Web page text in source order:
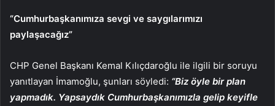
“Cumhurbaşkanımıza sevgi ve saygılarımızı
paylaşacağız”
CHP Genel Başkanı Kemal Kılıçdaroğlu ile ilgili bir soruyu
yanıtlayan İmamoğlu, şunları söyledi: “Biz öyle bir plan
yapmadık. Yapsaydık Cumhurbaşkanımızla gelip keyifle